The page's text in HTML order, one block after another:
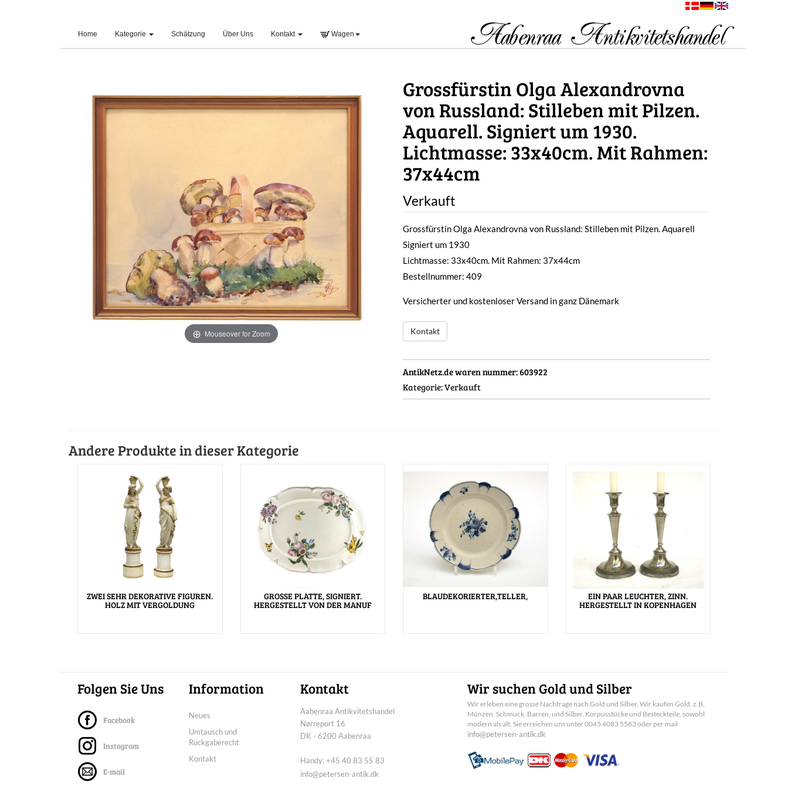
Home (current)Kategorie Schätzung Über Uns Kontakt Wagen
Mouseover for Zoom
Grossfürstin Olga Alexandrovna
von Russland: Stilleben mit Pilzen.
Aquarell. Signiert um 1930.
Lichtmasse: 33x40cm. Mit Rahmen:
37x44cm
Verkauft
Grossfürstin Olga Alexandrovna von Russland: Stilleben mit Pilzen. Aquarell
Signiert um 1930
Lichtmasse: 33x40cm. Mit Rahmen: 37x44cm
Bestellnummer: 409
Versicherter und kostenloser Versand in ganz Dänemark
Kontakt
AntikNetz.de waren nummer:603922
Kategorie:Verkauft
Andere Produkte in dieser Kategorie
ZWEI SEHR DEKORATIVE FIGUREN.
HOLZ MIT VERGOLDUNG
GROSSE PLATTE, SIGNIERT.
HERGESTELLT VON DER MANUF
BLAUDEKORIERTER,TELLER, EIN PAAR LEUCHTER, ZINN.
HERGESTELLT IN KOPENHAGEN
Folgen Sie Uns
Facebook
Instagram
E-mail
Information
Neues
Umtausch und
Rückgaberecht
Kontakt
Kontakt
Aabenraa Antikvitetshandel
Nørreport 16
DK - 6200 Aabenraa
Handy: +45 40 83 55 83
info@petersen-antik.dk
Wir suchen Gold und Silber
Wir erleben eine grosse Nachfrage nach Gold und Silber. Wir kaufen Gold, z.B.
Münzen, Schmuck, Barren, und Silber, Korpusstücke und Besteckteile, sowohl
modern als alt. Sie erreichen uns unter 0045 4083 5583 oder per mail
info@petersen-antik.dk